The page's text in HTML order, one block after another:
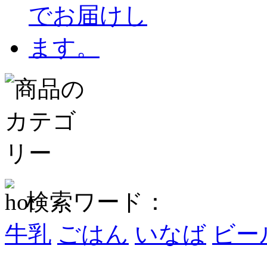
検索ワード：
牛乳 ごはん いなば ビー